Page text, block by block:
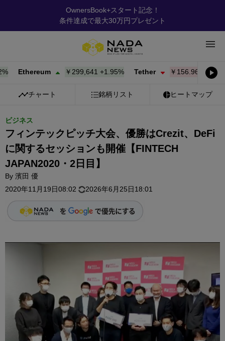
OwnersBook+スタート記念！
条件達成で最大30万円プレゼント
Ethereum ￥299,641+ 1.95% Tether ￥156.96-0.02%
チャート 銘柄リスト ヒートマップ
ビジネス
フィンテックピッチ大会、優勝はCrezit、DeFi
に関するセッションも開催【FINTECH
JAPAN2020・2日目】
By 濱田 優
2020年11月19日08:02
2026年6月25日18:01